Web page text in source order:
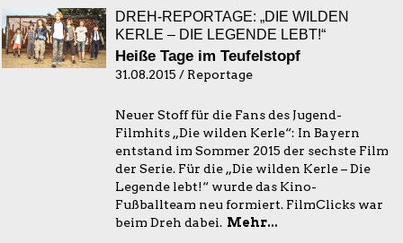
DREH-REPORTAGE: „DIE WILDEN
KERLE – DIE LEGENDE LEBT!“
Heiße Tage im Teufelstopf
31.08.2015 / Reportage
Neuer Stoff für die Fans des Jugend-
Filmhits „Die wilden Kerle“: In Bayern
entstand im Sommer 2015 der sechste Film
der Serie. Für die „Die wilden Kerle – Die
Legende lebt!“ wurde das Kino-
Fußballteam neu formiert. FilmClicks war
beim Dreh dabei. Mehr...